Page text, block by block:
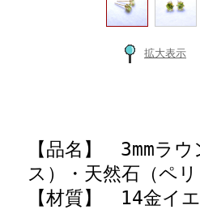
拡大表示
【品名】 3mmラ
ス）・天然石（ペ
【材質】 14金イ